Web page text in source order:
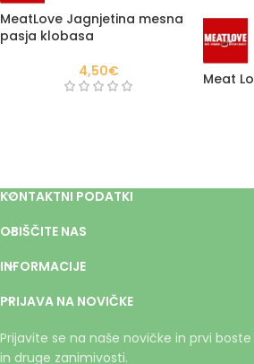
MeatLove Jagnjetina mesna
pasja klobasa
4,50€
Meat
KONTAKTNI PODATKI
OBIŠČITE NAS
INFORMACIJE
PRIJAVA NA NOVIČKE
Prijavite se na naše novičke in prvi
in druge zanimivosti.